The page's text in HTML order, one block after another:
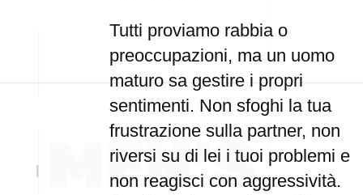
Tutti proviamo rabbia o
preoccupazioni, ma un uomo
maturo sa gestire i propri
sentimenti. Non sfoghi la tua
frustrazione sulla partner, non
riversi su di lei i tuoi problemi e
non reagisci con aggressività.